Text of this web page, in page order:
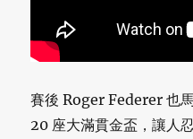
賽後 Roger Federer 也
20 座大滿貫金盃，讓人